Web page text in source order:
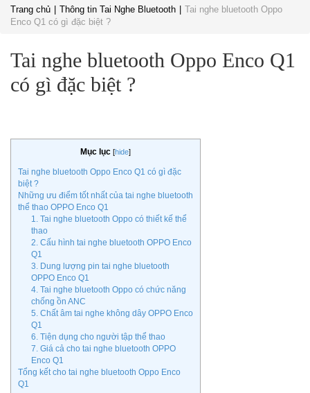
Trang chủ Thông tin Tai Nghe Bluetooth
Tai nghe bluetooth Oppo
Enco Q1 có gì đặc biệt ?
Tai nghe bluetooth Oppo Enco Q1
có gì đặc biệt ?
Mục lục [hide]
Tai nghe bluetooth Oppo Enco Q1 có gì đặc
biệt ?
Những ưu điểm tốt nhất của tai nghe bluetooth
thể thao OPPO Enco Q1
1. Tai nghe bluetooth Oppo có thiết kế thể
thao
2. Cấu hình tai nghe bluetooth OPPO Enco
Q1
3. Dung lượng pin tai nghe bluetooth
OPPO Enco Q1
4. Tai nghe bluetooth Oppo có chức năng
chống ồn ANC
5. Chất âm tai nghe không dây OPPO Enco
Q1
6. Tiện dụng cho người tập thể thao
7. Giá cả cho tai nghe bluetooth OPPO
Enco Q1
Tổng kết cho tai nghe bluetooth Oppo Enco
Q1